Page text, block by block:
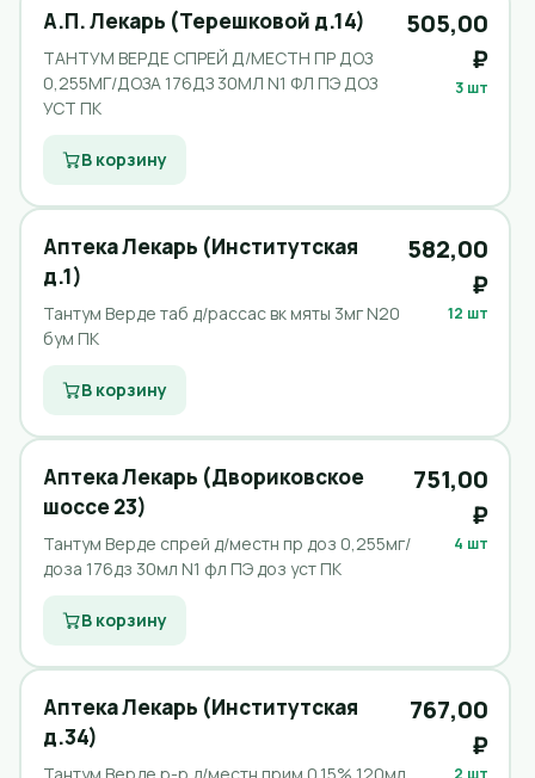
А.П. Лекарь (Терешковой д.14)
ТАНТУМ ВЕРДЕ СПРЕЙ Д/МЕСТН ПР ДОЗ
0,255МГ/ДОЗА 176ДЗ 30МЛ N1 ФЛ ПЭ ДОЗ
УСТ ПК
505,00
₽
3 шт
В корзину
Аптека Лекарь (Институтская
д.1)
Тантум Верде таб д/рассас вк мяты 3мг N20
бум ПК
582,00
₽
12 шт
В корзину
Аптека Лекарь (Двориковское
шоссе 23)
Тантум Верде спрей д/местн пр доз 0,255мг/
доза 176дз 30мл N1 фл ПЭ доз уст ПК
751,00
₽
4 шт
В корзину
Аптека Лекарь (Институтская
д.34)
Тантум Верде р-р д/местн прим 0,15% 120мл
767,00
₽
2 шт